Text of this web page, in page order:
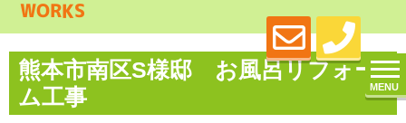
MENU
WORKS
熊本市南区S様邸 お風呂リフォー
ム工事